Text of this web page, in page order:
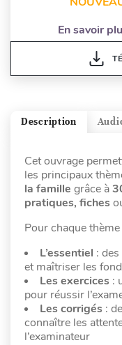
En savoir
Description
Cet ouvrage
les principaux
la famille grâce à
pratiques, fiches
Pour chaque
L’essentiel :
et maîtriser les
Les exercices :
pour réussir
Les corrigés :
connaître les
l’examinateur